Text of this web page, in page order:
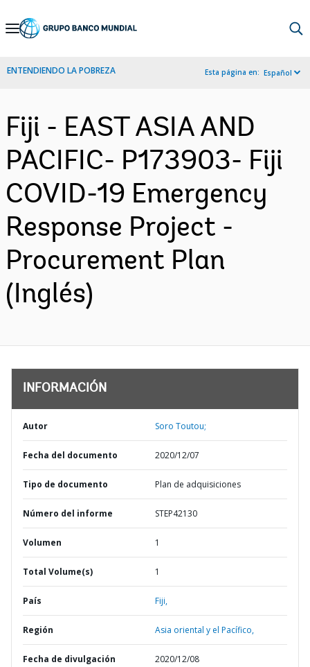
Skip
Navigation
ENTENDIENDO LA POBREZA Esta página en: Español
Fiji - EAST ASIA AND
PACIFIC- P173903- Fiji
COVID-19 Emergency
Response Project -
Procurement Plan
(Inglés)
INFORMACIÓN
Autor Soro Toutou;
Fecha del documento 2020/12/07
Tipo de documento Plan de adquisiciones
Número del informe STEP42130
Volumen 1
Total Volume(s) 1
País Fiji,
Región Asia oriental y el Pacífico,
Fecha de divulgación 2020/12/08